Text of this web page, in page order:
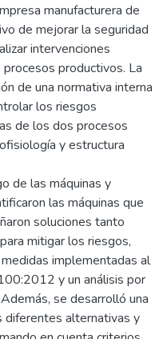
manufacturera de
de mejorar la seguridad
intervenciones
productivos. La
de una normativa interna
los riesgos
de los dos procesos
y estructura
de las máquinas y
las máquinas que
soluciones tanto
mitigar los riesgos,
implementadas al
y un análisis por
se desarrolló una
diferentes alternativas y